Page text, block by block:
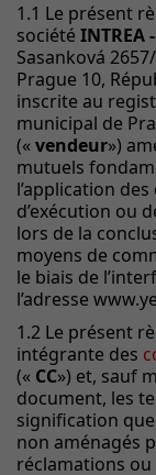
1.1 Le présent
société INTREA
Sasanková
Prague 10,
inscrite au
municipal de
(«vendeur»)
mutuels
l’application
d’exécution ou
lors de la
moyens de
le biais de
l’adresse
1.2 Le présent
intégrante des
(« CC») et, sauf
document, les
signification
non aménagés
réclamations ou